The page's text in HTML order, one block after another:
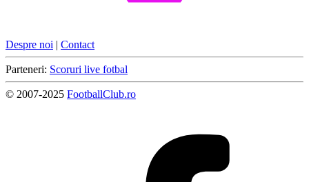
Despre noi | Contact
Parteneri: Scoruri live fotbal
© 2007-2025 FootballClub.ro